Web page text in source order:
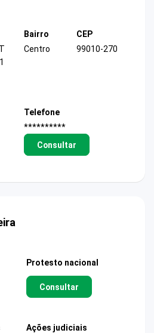
Bairro
Centro
CEP
99010-270
Telefone
**********
Consultar
Protesto nacional
Consultar
Ações judiciais